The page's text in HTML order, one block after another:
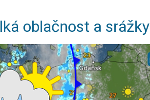
oblačnost a srážky